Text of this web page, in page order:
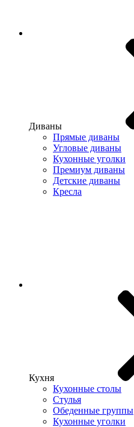
Диваны
Прямые диваны
Угловые диваны
Кухонные уголки
Премиум диваны
Детские диваны
Кресла
Кухня
Кухонные столы
Стулья
Обеденные группы
Кухонные уголки